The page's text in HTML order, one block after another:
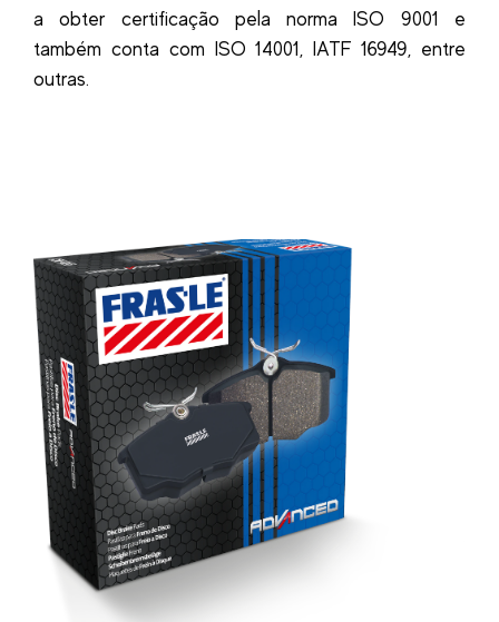
a obter certificação pela norma ISO 9001 e
também conta com ISO 14001, IATF 16949, entre
outras.